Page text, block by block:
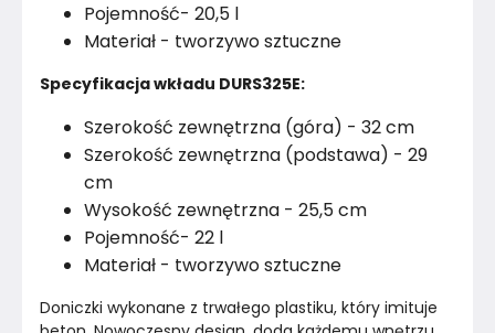
Pojemność- 20,5 l
Materiał - tworzywo sztuczne
Specyfikacja wkładu DURS325E:
Szerokość zewnętrzna (góra) - 32 cm
Szerokość zewnętrzna (podstawa) - 29
cm
Wysokość zewnętrzna - 25,5 cm
Pojemność- 22 l
Materiał - tworzywo sztuczne
Doniczki wykonane z trwałego plastiku, który imituje